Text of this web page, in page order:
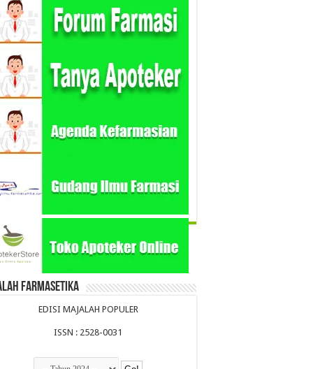
Farmasetika
EDISI MAJALAH POPULER
ISSN : 2528-0031